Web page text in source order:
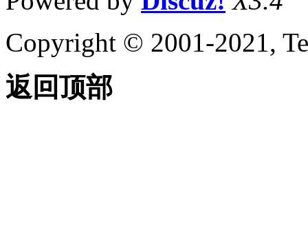
关于静默退
（AutoLISP）
关于列表处理
Copyright © 2001-2021,
返回顶部